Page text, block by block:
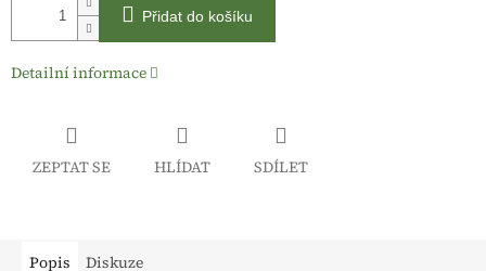
Přidat do košíku
Detailní informace
ZEPTAT SE HLÍDAT SDÍLET
Popis Diskuze